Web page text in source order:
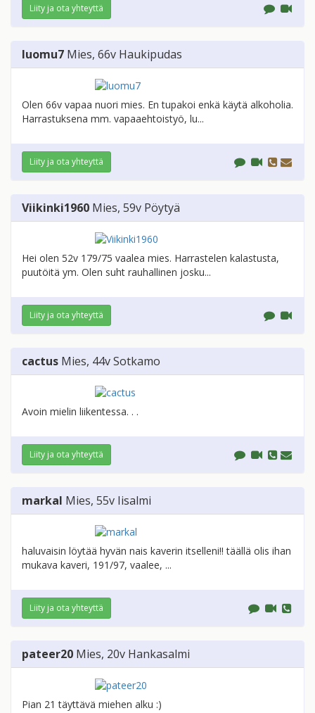
Liity ja ota yhteyttä
luomu7 Mies, 66v Haukipudas
Olen 66v vapaa nuori mies. En tupakoi enkä käytä alkoholia.
Harrastuksena mm. vapaaehtoistyö, lu...
Liity ja ota yhteyttä
Viikinki1960 Mies, 59v Pöytyä
Hei olen 52v 179/75 vaalea mies. Harrastelen kalastusta,
puutöitä ym. Olen suht rauhallinen josku...
Liity ja ota yhteyttä
cactus Mies, 44vSotkamo
Avoin mielin liikentessa. . .
Liity ja ota yhteyttä
markal Mies, 55v Iisalmi
haluvaisin löytää hyvän nais kaverin itselleni!! täällä olis ihan
mukava kaveri, 191/97, vaalee, ...
Liity ja ota yhteyttä
pateer20 Mies, 20v Hankasalmi
Pian 21 täyttävä miehen alku :)